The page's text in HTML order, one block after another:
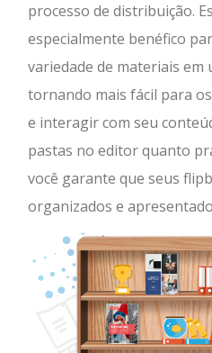
processo de distribuição.
especialmente benéfico
variedade de materiais
tornando mais fácil para
e interagir com seu
pastas no editor quanto
você garante que seus
organizados e